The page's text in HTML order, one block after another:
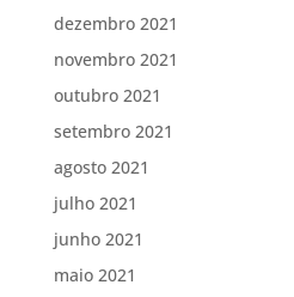
dezembro 2021
novembro 2021
outubro 2021
setembro 2021
agosto 2021
julho 2021
junho 2021
maio 2021